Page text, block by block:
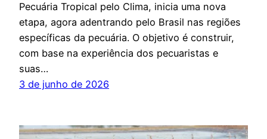
Pecuária Tropical pelo Clima, inicia uma nova
etapa, agora adentrando pelo Brasil nas regiões
específicas da pecuária. O objetivo é construir,
com base na experiência dos pecuaristas e
suas…
3 de junho de 2026